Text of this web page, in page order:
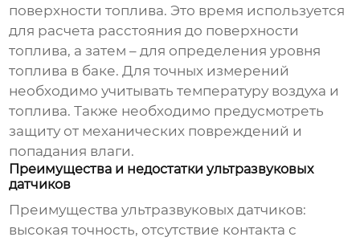
поверхности топлива. Это время используется
для расчета расстояния до поверхности
топлива, а затем – для определения уровня
топлива в баке. Для точных измерений
необходимо учитывать температуру воздуха и
топлива. Также необходимо предусмотреть
защиту от механических повреждений и
попадания влаги.
Преимущества и недостатки ультразвуковых
датчиков
Преимущества ультразвуковых датчиков:
высокая точность, отсутствие контакта с